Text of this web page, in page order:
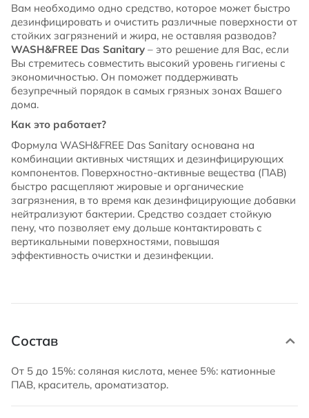
Вам необходимо одно средство, которое может быстро
дезинфицировать и очистить различные поверхности от
стойких загрязнений и жира, не оставляя разводов?
WASH&FREE Das Sanitary – это решение для Вас, если
Вы стремитесь совместить высокий уровень гигиены с
экономичностью. Он поможет поддерживать
безупречный порядок в самых грязных зонах Вашего
дома.
Как это работает?
Формула WASH&FREE Das Sanitary основана на
комбинации активных чистящих и дезинфицирующих
компонентов. Поверхностно-активные вещества (ПАВ)
быстро расщепляют жировые и органические
загрязнения, в то время как дезинфицирующие добавки
нейтрализуют бактерии. Средство создает стойкую
пену, что позволяет ему дольше контактировать с
вертикальными поверхностями, повышая
эффективность очистки и дезинфекции.
Состав
От 5 до 15%: соляная кислота, менее 5%: катионные
ПАВ, краситель, ароматизатор.